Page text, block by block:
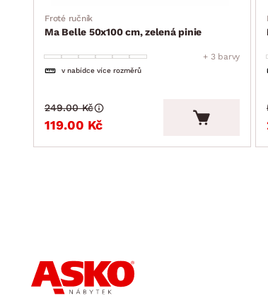
Froté ručník
Ma Belle 50x100 cm, zelená pinie
+ 3 barvy
v nabídce více rozměrů
119.00 Kč
249.00 Kč